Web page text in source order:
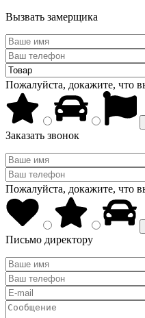
Вызвать замерщика
Пожалуйста, докажите, что
Заказать звонок
Пожалуйста, докажите, что
Письмо директору